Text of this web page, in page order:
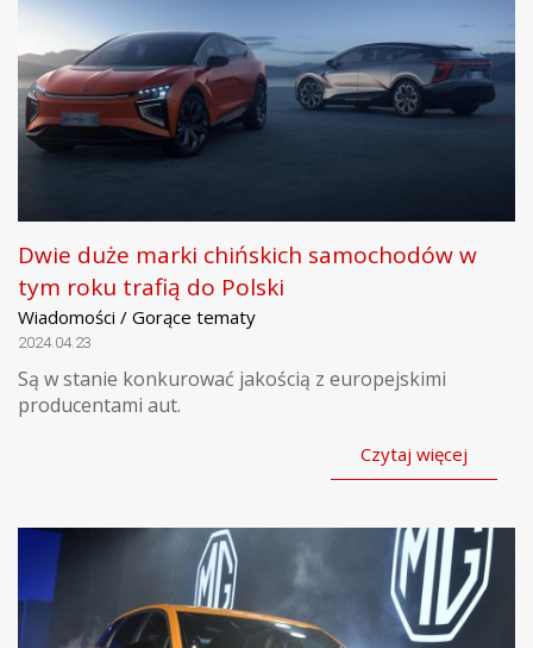
Dwie duże marki chińskich samochodów w
tym roku trafią do Polski
Wiadomości / Gorące tematy
2024.04.23
Są w stanie konkurować jakością z europejskimi
producentami aut.
Czytaj więcej